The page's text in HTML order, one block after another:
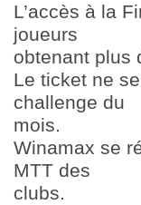
L’accès à la
joueurs
obtenant plus
Le ticket ne
challenge du
mois.
Winamax se
MTT des
clubs.